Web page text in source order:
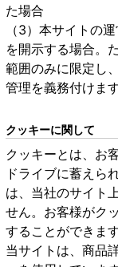
た場合
（3）本サイトの
を開示する場合。
範囲のみに限定し
管理を義務付けます
クッキーに関して
クッキーとは、お
ドライブに蓄えら
は、当社のサイト
せん。お客様がク
することができます
当サイトは、商品